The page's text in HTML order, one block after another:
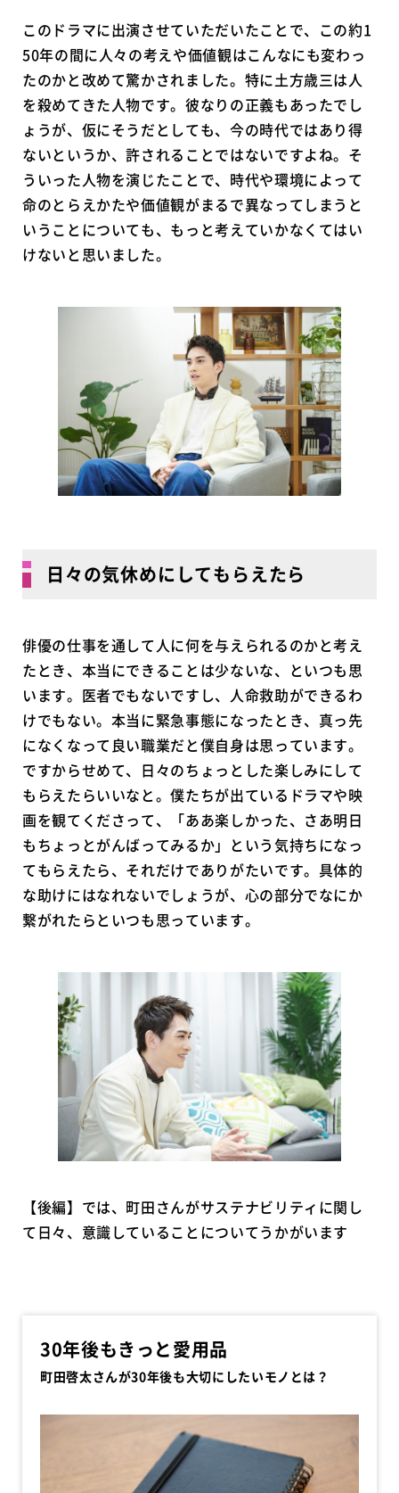
このドラマに出演させていただいたことで、この約1
50年の間に人々の考えや価値観はこんなにも変わっ
たのかと改めて驚かされました。特に土方歳三は人
を殺めてきた人物です。彼なりの正義もあったでし
ょうが、仮にそうだとしても、今の時代ではあり得
ないというか、許されることではないですよね。そ
ういった人物を演じたことで、時代や環境によって
命のとらえかたや価値観がまるで異なってしまうと
いうことについても、もっと考えていかなくてはい
けないと思いました。
日々の気休めにしてもらえたら
俳優の仕事を通して人に何を与えられるのかと考え
たとき、本当にできることは少ないな、といつも思
います。医者でもないですし、人命救助ができるわ
けでもない。本当に緊急事態になったとき、真っ先
になくなって良い職業だと僕自身は思っています。
ですからせめて、日々のちょっとした楽しみにして
もらえたらいいなと。僕たちが出ているドラマや映
画を観てくださって、「ああ楽しかった、さあ明日
もちょっとがんばってみるか」という気持ちになっ
てもらえたら、それだけでありがたいです。具体的
な助けにはなれないでしょうが、心の部分でなにか
繋がれたらといつも思っています。
【後編】では、町田さんがサステナビリティに関し
て日々、意識していることについてうかがいます
30年後もきっと愛用品
町田啓太さんが30年後も大切にしたいモノとは？